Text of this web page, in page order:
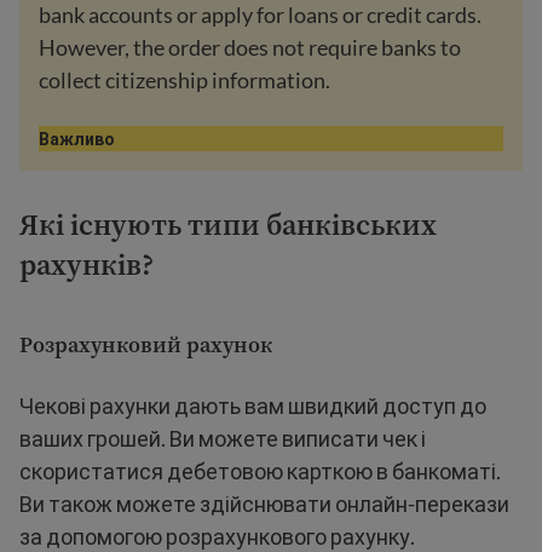
bank accounts or apply for loans or credit cards.
However, the order does not require banks to
collect citizenship information.
Важливо
Які існують типи банківських
рахунків?
Розрахунковий рахунок
Чекові рахунки дають вам швидкий доступ до
ваших грошей. Ви можете виписати чек і
скористатися дебетовою карткою в банкоматі.
Ви також можете здійснювати онлайн-перекази
за допомогою розрахункового рахунку.